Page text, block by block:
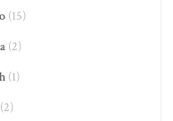
(15)
(2)
(1)
(2)